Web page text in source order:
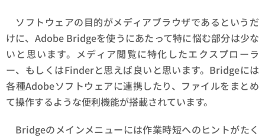
ソフトウェアの目的がメディアブラウザであるというだ
けに、Adobe Bridgeを使うにあたって特に悩む部分は少な
いと思います。メディア閲覧に特化したエクスプローラ
ー、もしくはFinderと思えば良いと思います。Bridgeには
各種Adobeソフトウェアに連携したり、ファイルをまとめ
て操作するような便利機能が搭載されています。
Bridgeのメインメニューには作業時短へのヒントがたく